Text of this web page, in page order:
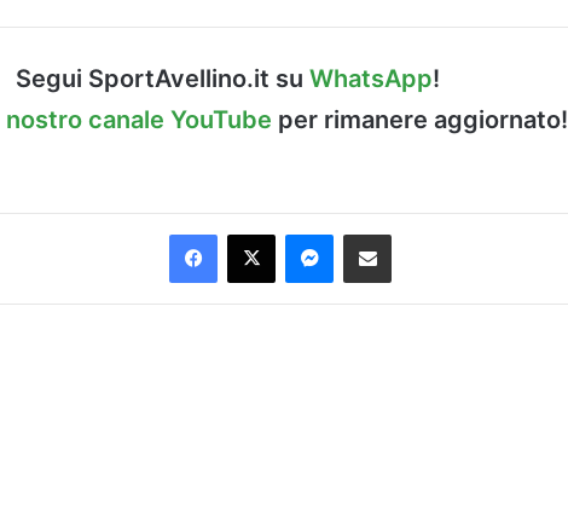
Segui SportAvellino.it su WhatsApp!
nostro canale YouTube per rimanere aggiornato!
Facebook
X Messenger
Condividi via Email